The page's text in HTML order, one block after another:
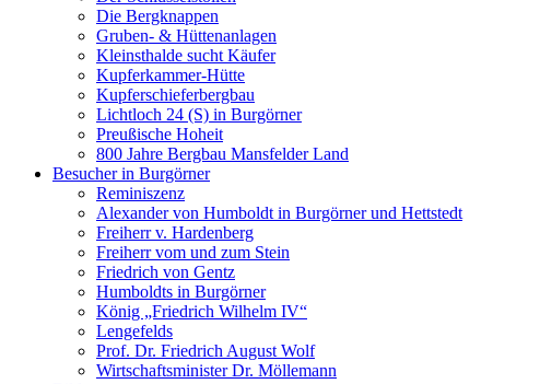
Die Bergknappen
Gruben- & Hüttenanlagen
Kleinsthalde sucht Käufer
Kupferkammer-Hütte
Kupferschieferbergbau
Lichtloch 24 (S) in Burgörner
Preußische Hoheit
800 Jahre Bergbau Mansfelder Land
Besucher in Burgörner
Reminiszenz
Alexander von Humboldt in Burgörner und Hettstedt
Freiherr v. Hardenberg
Freiherr vom und zum Stein
Friedrich von Gentz
Humboldts in Burgörner
König „Friedrich Wilhelm IV“
Lengefelds
Prof. Dr. Friedrich August Wolf
Wirtschaftsminister Dr. Möllemann